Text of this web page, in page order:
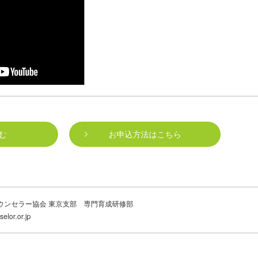
お申込方法はこちら
ンセラー協会 東京支部 専門育成研修部